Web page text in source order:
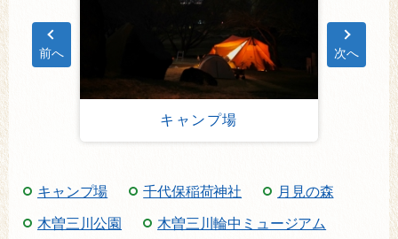
キャンプ場
前へ 次へ
キャンプ場 千代保稲荷神社 月見の森
木曽三川公園 木曽三川輪中ミュージアム